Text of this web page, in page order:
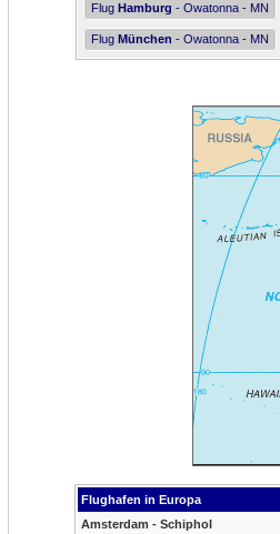
Flug Hamburg - Owatonna - MN
Flug München - Owatonna - MN
Flughafen in Europa
Amsterdam - Schiphol